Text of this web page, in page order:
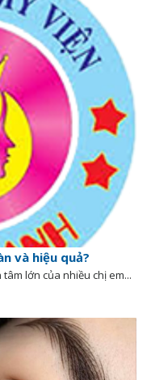
và hiệu quả?
lớn của nhiều chị em...